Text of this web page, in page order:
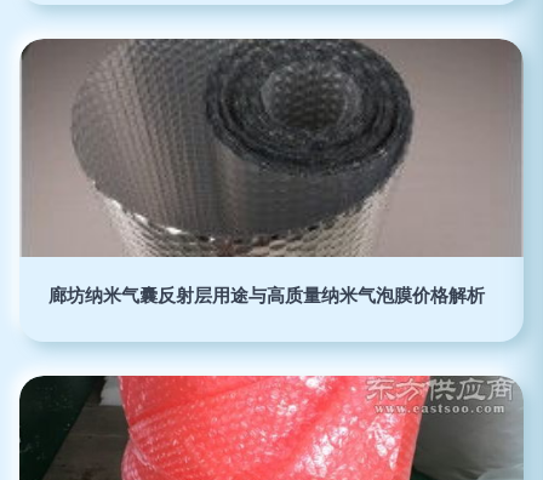
廊坊纳米气囊反射层用途与高质量纳米气泡膜价格解析